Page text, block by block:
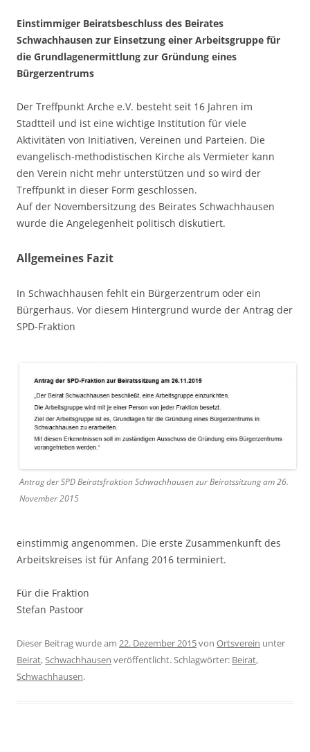
Einstimmiger Beiratsbeschluss des Beirates
Schwachhausen zur Einsetzung einer Arbeitsgruppe für
die Grundlagenermittlung zur Gründung eines
Bürgerzentrums
Der Treffpunkt Arche e.V. besteht seit 16 Jahren im
Stadtteil und ist eine wichtige Institution für viele
Aktivitäten von Initiativen, Vereinen und Parteien. Die
evangelisch-methodistischen Kirche als Vermieter kann
den Verein nicht mehr unterstützen und so wird der
Treffpunkt in dieser Form geschlossen.
Auf der Novembersitzung des Beirates Schwachhausen
wurde die Angelegenheit politisch diskutiert.
Allgemeines Fazit
In Schwachhausen fehlt ein Bürgerzentrum oder ein
Bürgerhaus. Vor diesem Hintergrund wurde der Antrag der
SPD-Fraktion
Antrag der SPD Beiratsfraktion Schwachhausen zur Beiratssitzung am 26.
November 2015
einstimmig angenommen. Die erste Zusammenkunft des
Arbeitskreises ist für Anfang 2016 terminiert.
Für die Fraktion
Stefan Pastoor
Dieser Beitrag wurde am 22. Dezember 2015von Ortsverein unter
Beirat,Schwachhausen veröffentlicht. Schlagwörter: Beirat,
Schwachhausen.